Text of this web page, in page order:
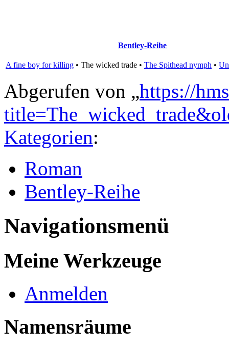
Bentley-Reihe
A fine boy for killing • The wicked trade • The Spithead nymph •
Abgerufen von „https://
Kategorien:
Roman
Bentley-Reihe
Navigationsmenü
Meine Werkzeuge
Anmelden
Namensräume